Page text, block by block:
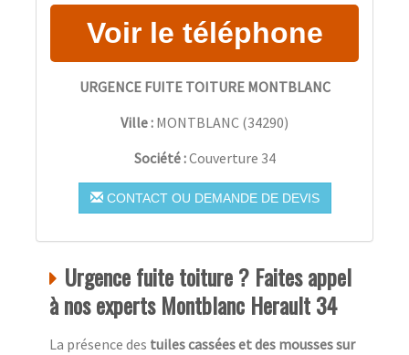
URGENCE FUITE TOITURE MONTBLANC
Ville : MONTBLANC (34290)
Société :Couverture 34
CONTACT OU DEMANDE DE DEVIS
Urgence fuite toiture ? Faites appel
à nos experts Montblanc Herault 34
La présence des tuiles cassées et des mousses sur